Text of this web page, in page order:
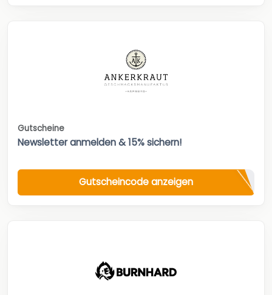
Gutscheine
Newsletter anmelden & 15% sichern!
Gutscheincode anzeigen